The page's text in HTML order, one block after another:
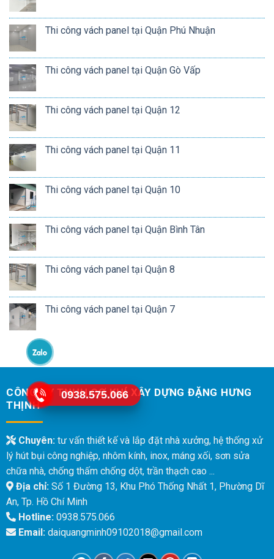
Thi công vách panel tại Quận Phú Nhuận
Thi công vách panel tại Quận Gò Vấp
Thi công vách panel tại Quận 12
Thi công vách panel tại Quận 11
Thi công vách panel tại Quận 10
Thi công vách panel tại Quận Bình Tân
Thi công vách panel tại Quận 8
Thi công vách panel tại Quận 7
CÔNG TY TNHH CƠ KHÍ XÂY DỰNG ĐẶNG HƯNG
THỊNH
Chuyên:tư vấn thiết kế và lắp đặt nhà xưởng, hệ thống xử
lý hút bụi công nghiệp, nhôm kính, inox, máng xối, sơn sửa
chữa nhà, chống thấm chống dột, trần thạch cao ...
Địa chỉ:Số 1 Đường 13, Khu Phó Thống Nhất 1, Phường Dĩ
An, Tp. Hồ Chí Minh
Hotline:0938.575.066
Email:daiquangminh09102018@gmail.com
0938.575.066